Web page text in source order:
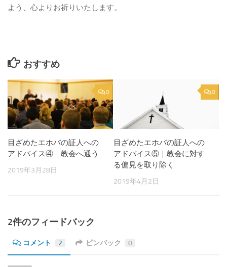
よう、心よりお祈りいたします。
おすすめ
0
目ざめたエホバの証人への
アドバイス④｜教会へ通う
2019年3月28日
0
目ざめたエホバの証人への
アドバイス⑤｜教会に対す
る偏見を取り除く
2019年4月2日
2件のフィードバック
コメント 2 ピンバック 0